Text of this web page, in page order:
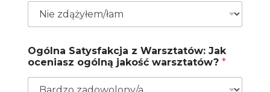
Ogólna Satysfakcja z Warsztatów: Jak
oceniasz ogólną jakość warsztatów? *